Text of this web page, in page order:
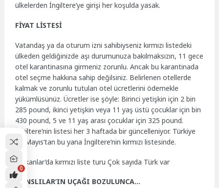
ülkelerden İngiltere’ye girişi her koşulda yasak.
FİYAT LİSTESİ
Vatandaş ya da oturum izni sahibiyseniz kırmızı listedeki
ülkeden geldiğinizde aşı durumunuza bakılmaksızın, 11 gece
otel karantinasına girmeniz zorunlu. Ancak bu karantinada
otel seçme hakkına sahip değilsiniz. Belirlenen otellerde
kalmak ve zorunlu tutulan otel ücretlerini ödemekle
yükümlüsünüz. Ücretler ise şöyle: Birinci yetişkin için 2 bin
285 pound, ikinci yetişkin veya 11 yaş üstü çocuklar için bin
430 pound, 5 ve 11 yaş arası çocuklar için 325 pound.
İngiltere’nin listesi her 3 haftada bir güncelleniyor. Türkiye
12 Mayıs’tan bu yana İngiltere’nin kırmızı listesinde.
Balkanlar’da kırmızı liste turu Çok sayıda Türk var
‘ŞANSLILAR’IN UÇAĞI BOZULUNCA…
0